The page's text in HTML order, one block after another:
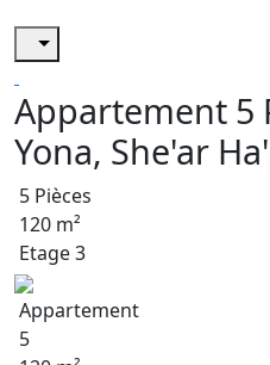
Appartement 5
Yona, She'ar
5 Pièces
120 m²
Etage 3
Appartement
5